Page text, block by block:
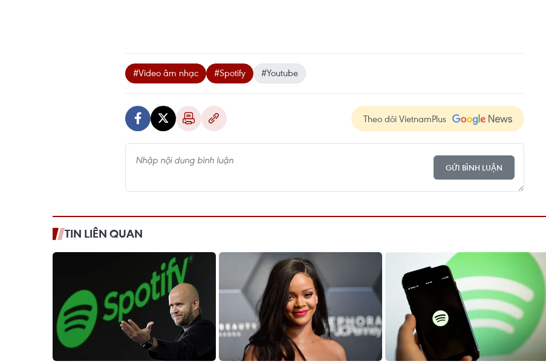
#Video âm nhạc #Spotify #Youtube
Theo dõi VietnamPlus
GỬI BÌNH LUẬN
TIN LIÊN QUAN